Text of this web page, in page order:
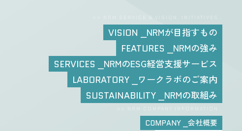
>> NRM SERVICE & VISION, INITIATIVES…
VISION
NRMが目指すもの
FEATURES
NRMの強み
SERVICES
NRMのESG経営支援サービス
LABORATORY
ワークラボのご案内
SUSTAINABILITY
NRMの取組み
COMPANY 会社概要